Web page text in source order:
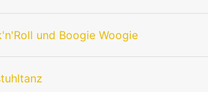
und Boogie Woogie